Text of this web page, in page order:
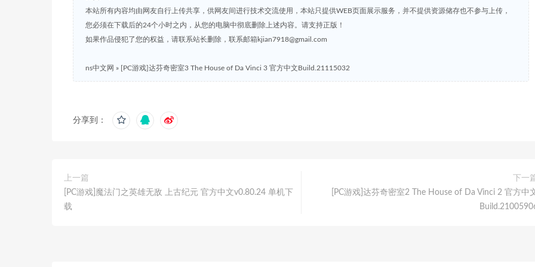
本站所有内容均由网友自行上传共享，供网友间进行技术交流使用，本站只提供WEB页面展示服务，并不提供资源储存也不参与上传，
您必须在下载后的24个小时之内，从您的电脑中彻底删除上述内容。请支持正版！
如果作品侵犯了您的权益，请联系站长删除，联系邮箱kjian7918@gmail.com
ns中文网 » [PC游戏]达芬奇密室3 The House of Da Vinci 3 官方中文Build.21115032
分享到：
上一篇
[PC游戏]魔法门之英雄无敌 上古纪元 官方中文v0.80.24 单机下
载
下一
[PC游戏]达芬奇密室2 The House of Da Vinci 2 官方中